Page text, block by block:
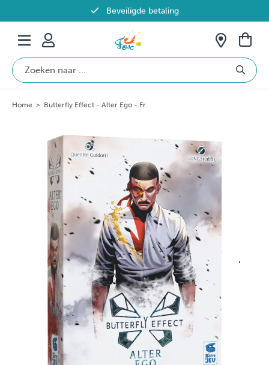
Beveiligde betaling
Gratis verzending vanaf €69 in België
Home > Butterfly Effect - Alter Ego - Fr